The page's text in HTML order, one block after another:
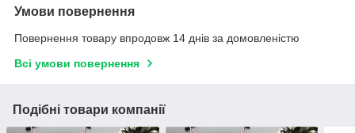
Умови повернення
Повернення товару впродовж 14 днів за домовленістю
Всі умови повернення
Подібні товари компанії